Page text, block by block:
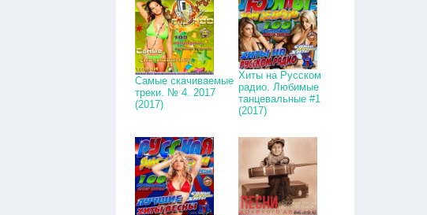
Самые скачиваемые
треки. № 4. 2017
(2017)
Хиты на Русском
радио. Любимые
танцевальные #1
(2017)